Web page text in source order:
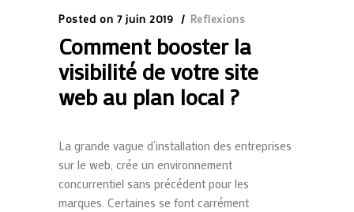
Posted on 7 juin 2019 Reflexions
Comment booster la
visibilité de votre site
web au plan local ?
La grande vague d’installation des entreprises
sur le web, crée un environnement
concurrentiel sans précédent pour les
marques. Certaines se font carrément